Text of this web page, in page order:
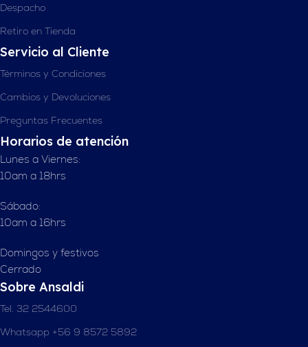
Despacho
Retiro en Tienda
Servicio al Cliente
Términos y Condiciones
Cambios y Devoluciones
Preguntas Frecuentes
Horarios de atención
Lunes a Viernes:
10am a 18hrs
Sábado:
10am a 16hrs
Domingos y festivos
Cerrado
Sobre Ansaldi
Tel. 32 2544600
Whatsapp +56 9 8572 5892